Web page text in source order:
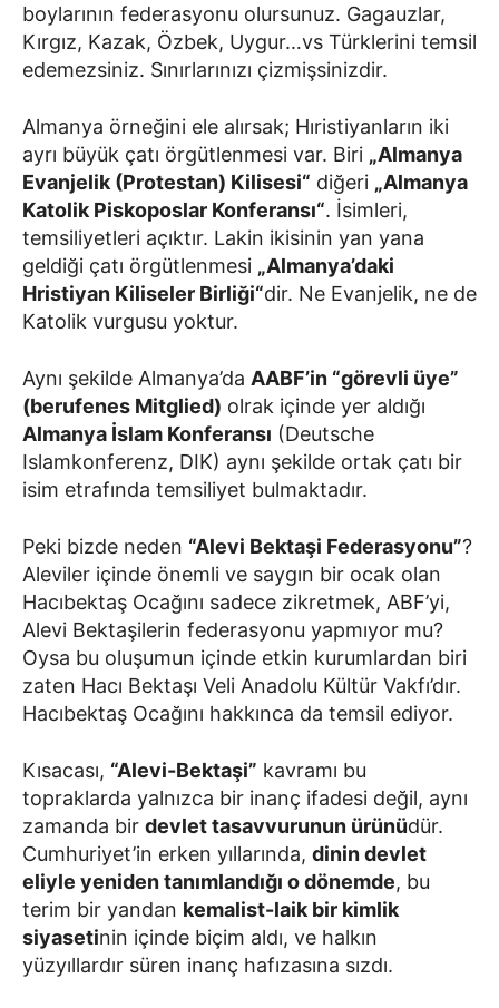
boylarının federasyonu olursunuz. Gagauzlar,
Kırgız, Kazak, Özbek, Uygur…vs Türklerini temsil
edemezsiniz. Sınırlarınızı çizmişsinizdir.
Almanya örneğini ele alırsak; Hıristiyanların iki
ayrı büyük çatı örgütlenmesi var. Biri „Almanya
Evanjelik (Protestan) Kilisesi“ diğeri „Almanya
Katolik Piskoposlar Konferansı“. İsimleri,
temsiliyetleri açıktır. Lakin ikisinin yan yana
geldiği çatı örgütlenmesi „Almanya’daki
Hristiyan Kiliseler Birliği“dir. Ne Evanjelik, ne de
Katolik vurgusu yoktur.
Aynı şekilde Almanya’da AABF’in “görevli üye”
(berufenes Mitglied) olrak içinde yer aldığı
Almanya İslam Konferansı (Deutsche
Islamkonferenz, DIK) aynı şekilde ortak çatı bir
isim etrafında temsiliyet bulmaktadır.
Peki bizde neden “Alevi Bektaşi Federasyonu”?
Aleviler içinde önemli ve saygın bir ocak olan
Hacıbektaş Ocağını sadece zikretmek, ABF’yi,
Alevi Bektaşilerin federasyonu yapmıyor mu?
Oysa bu oluşumun içinde etkin kurumlardan biri
zaten Hacı Bektaşı Veli Anadolu Kültür Vakfı’dır.
Hacıbektaş Ocağını hakkınca da temsil ediyor.
Kısacası, “Alevi-Bektaşi” kavramı bu
topraklarda yalnızca bir inanç ifadesi değil, aynı
zamanda bir devlet tasavvurunun ürünüdür.
Cumhuriyet’in erken yıllarında, dinin devlet
eliyle yeniden tanımlandığı o dönemde, bu
terim bir yandan kemalist-laik bir kimlik
siyasetinin içinde biçim aldı, ve halkın
yüzyıllardır süren inanç hafızasına sızdı.